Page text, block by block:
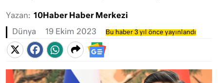
Yazan: 10Haber Haber Merkezi
Dünya 19 Ekim 2023 Bu haber 3 yıl önce yayınlandı